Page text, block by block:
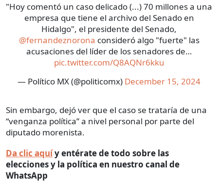
"Hoy comentó un caso delicado (...) 70 millones a una
empresa que tiene el archivo del Senado en
Hidalgo", el presidente del Senado,
@fernandeznorona consideró algo "fuerte" las
acusaciones del líder de los senadores de…
pic.twitter.com/Q8AQNr6kku
— Político MX (@politicomx) December 15, 2024
Sin embargo, dejó ver que el caso se trataría de una
“venganza política” a nivel personal por parte del
diputado morenista.
Da clic aquíy entérate de todo sobre las
elecciones y la política en nuestro canal de
WhatsApp